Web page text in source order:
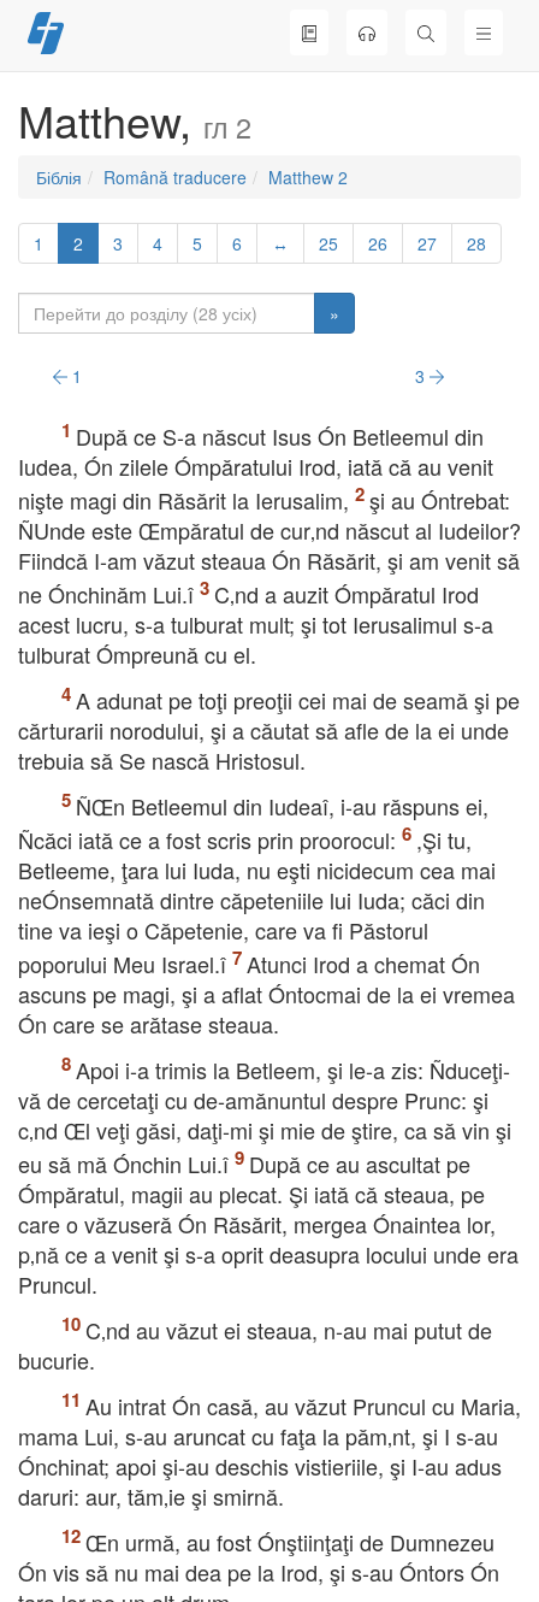
Перейти
до
Matthew, гл 2
Біблія Română traducere Matthew 2
1 2 3 4 5 6 ↔ 25 26 27 28
»
1 3
După ce S-a născut Isus Ón Betleemul din
Iudea, Ón zilele Ómpăratului Irod, iată că au venit
nişte magi din Răsărit la Ierusalim,
şi au Óntrebat:
ÑUnde este Œmpăratul de cur‚nd născut al Iudeilor?
Fiindcă I-am văzut steaua Ón Răsărit, şi am venit să
ne Ónchinăm Lui.î
C‚nd a auzit Ómpăratul Irod
acest lucru, s-a tulburat mult; şi tot Ierusalimul s-a
tulburat Ómpreună cu el.
A adunat pe toţi preoţii cei mai de seamă şi pe
cărturarii norodului, şi a căutat să afle de la ei unde
trebuia să Se nască Hristosul.
ÑŒn Betleemul din Iudeaî, i-au răspuns ei,
Ñcăci iată ce a fost scris prin proorocul:
,Şi tu,
Betleeme, ţara lui Iuda, nu eşti nicidecum cea mai
neÓnsemnată dintre căpeteniile lui Iuda; căci din
tine va ieşi o Căpetenie, care va fi Păstorul
poporului Meu Israel.î
Atunci Irod a chemat Ón
ascuns pe magi, şi a aflat Óntocmai de la ei vremea
Ón care se arătase steaua.
Apoi i-a trimis la Betleem, şi le-a zis: Ñduceţi-
vă de cercetaţi cu de-amănuntul despre Prunc: şi
c‚nd Œl veţi găsi, daţi-mi şi mie de ştire, ca să vin şi
eu să mă Ónchin Lui.î
După ce au ascultat pe
Ómpăratul, magii au plecat. Şi iată că steaua, pe
care o văzuseră Ón Răsărit, mergea Ónaintea lor,
p‚nă ce a venit şi s-a oprit deasupra locului unde era
Pruncul.
C‚nd au văzut ei steaua, n-au mai putut de
bucurie.
Au intrat Ón casă, au văzut Pruncul cu Maria,
mama Lui, s-au aruncat cu faţa la păm‚nt, şi I s-au
Ónchinat; apoi şi-au deschis vistieriile, şi I-au adus
daruri: aur, tăm‚ie şi smirnă.
Œn urmă, au fost Ónştiinţaţi de Dumnezeu
Ón vis să nu mai dea pe la Irod, şi s-au Óntors Ón